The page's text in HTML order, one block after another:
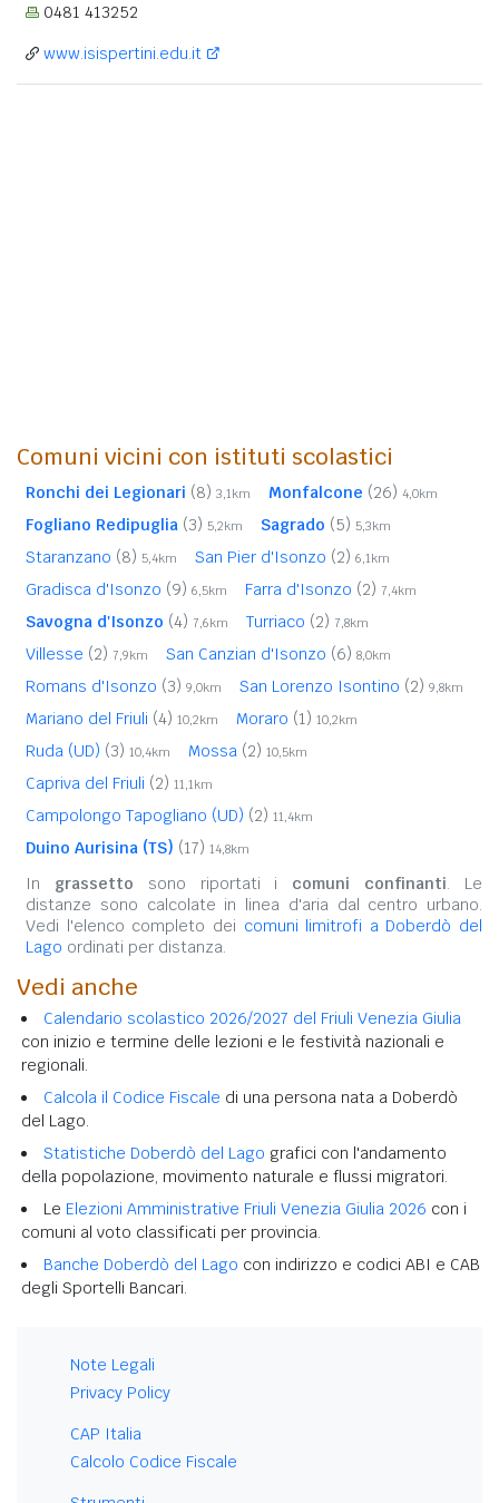
0481 413252
www.isispertini.edu.it
Comuni vicini con istituti scolastici
Ronchi dei Legionari (8) 3,1km Monfalcone (26) 4,0km
Fogliano Redipuglia (3) 5,2km Sagrado (5) 5,3km
Staranzano (8) 5,4km San Pier d'Isonzo (2) 6,1km
Gradisca d'Isonzo (9) 6,5km Farra d'Isonzo (2) 7,4km
Savogna d'Isonzo (4) 7,6km Turriaco (2) 7,8km
Villesse (2) 7,9km San Canzian d'Isonzo (6) 8,0km
Romans d'Isonzo (3) 9,0km San Lorenzo Isontino (2) 9,8km
Mariano del Friuli (4) 10,2km Moraro (1) 10,2km
Ruda (UD) (3) 10,4km Mossa (2) 10,5km
Capriva del Friuli (2) 11,1km
Campolongo Tapogliano (UD) (2) 11,4km
Duino Aurisina (TS) (17) 14,8km
In grassetto sono riportati i comuni confinanti. Le
distanze sono calcolate in linea d'aria dal centro urbano.
Vedi l'elenco completo dei comuni limitrofi a Doberdò del
Lago ordinati per distanza.
Vedi anche
Calendario scolastico 2026/2027 del Friuli Venezia Giulia
con inizio e termine delle lezioni e le festività nazionali e
regionali.
Calcola il Codice Fiscale di una persona nata a Doberdò
del Lago.
Statistiche Doberdò del Lago grafici con l'andamento
della popolazione, movimento naturale e flussi migratori.
Le Elezioni Amministrative Friuli Venezia Giulia 2026 con i
comuni al voto classificati per provincia.
Banche Doberdò del Lago con indirizzo e codici ABI e CAB
degli Sportelli Bancari.
Note Legali
Privacy Policy
CAP Italia
Calcolo Codice Fiscale